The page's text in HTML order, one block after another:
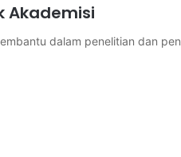
Akademisi
dalam penelitian dan